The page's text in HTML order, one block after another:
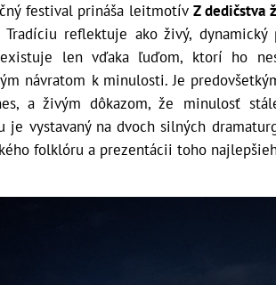
festival prináša leitmotív Z dedičstva
Tradíciu reflektuje ako živý,
len vďaka ľuďom, ktorí ho
návratom k minulosti. Je
a živým dôkazom, že minulosť
je vystavaný na dvoch silných
folklóru a prezentácii toho